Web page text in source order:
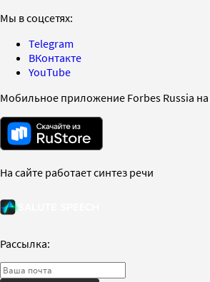
Мы в соцсетях:
Telegram
ВКонтакте
YouTube
Мобильное приложение Forbes Russia
На сайте работает синтез речи
Рассылка: